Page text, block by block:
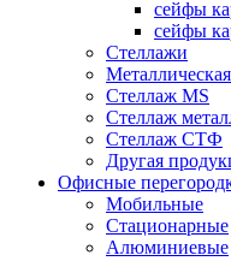
сейфы
сейфы
Стеллажи
Стеллаж MS
Стеллаж
Стеллаж СТФ
Другая
Офисные
Мобильные
Стационарные
Алюминиевые